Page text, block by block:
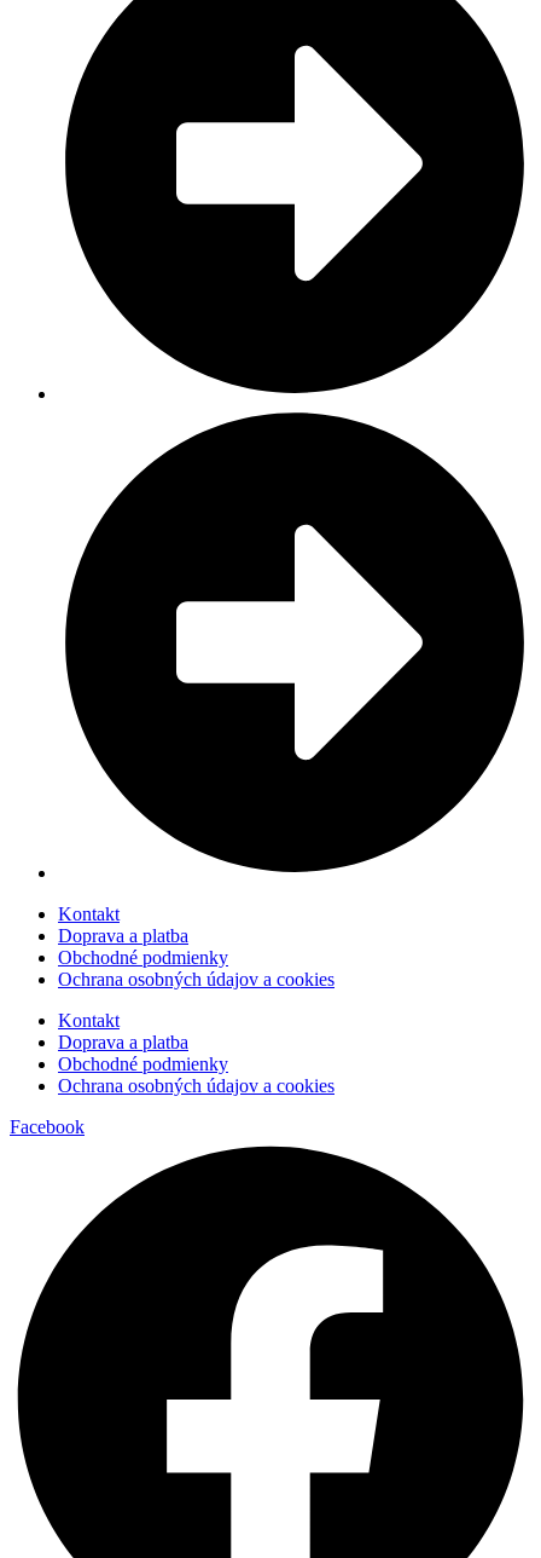
Kontakt
Doprava a platba
Obchodné podmienky
Ochrana osobných údajov a cookies
Kontakt
Doprava a platba
Obchodné podmienky
Ochrana osobných údajov a cookies
Facebook